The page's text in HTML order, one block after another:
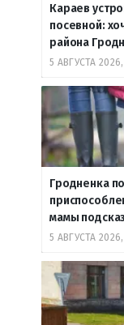
Караев
посевной:
района
5 АВГУСТА
Гродненка
мамы
5 АВГУСТА 2026,